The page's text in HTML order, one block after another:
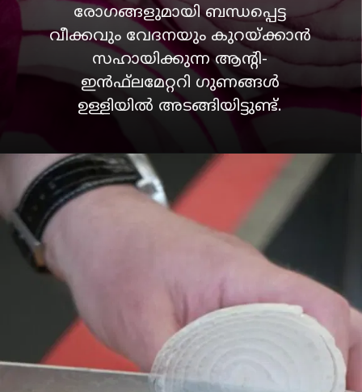
രോഗങ്ങളുമായി ബന്ധപ്പെട്ട
വീക്കവും വേദനയും കുറയ്ക്കാന്‍
സഹായിക്കുന്ന ആന്റി-
ഇന്‍ഫ്‌ലമേറ്ററി ഗുണങ്ങള്‍
ഉള്ളിയില്‍ അടങ്ങിയിട്ടുണ്ട്.